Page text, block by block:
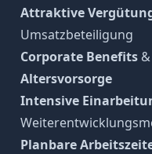
Attraktive
Umsatzbeteiligung
Corporate Benefits&
Altersvorsorge
Intensive
Planbare